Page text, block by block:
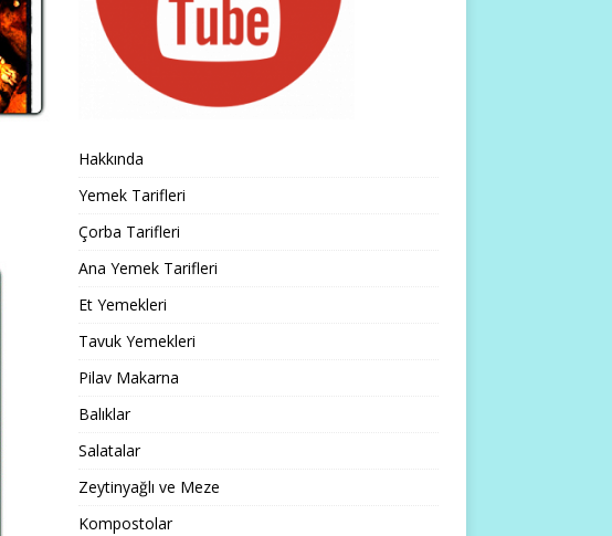
Hakkında
Yemek Tarifleri
Çorba Tarifleri
Ana Yemek Tarifleri
Et Yemekleri
Tavuk Yemekleri
Pilav Makarna
Balıklar
Salatalar
Zeytinyağlı ve Meze
Kompostolar